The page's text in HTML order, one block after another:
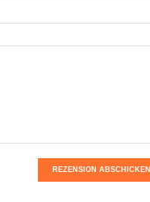
REZENSION ABSCHICKEN